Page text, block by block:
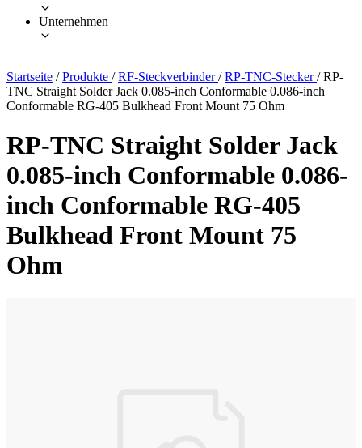
Unternehmen
Startseite / Produkte / RF-Steckverbinder/ RP-TNC-Stecker/ RP-
TNC Straight Solder Jack 0.085-inch Conformable 0.086-inch
Conformable RG-405 Bulkhead Front Mount 75 Ohm
RP-TNC Straight Solder Jack
0.085-inch Conformable 0.086-
inch Conformable RG-405
Bulkhead Front Mount 75
Ohm